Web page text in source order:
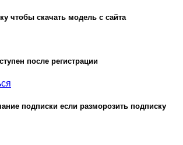
чтобы скачать модель с сайта
после регистрации
подписки если разморозить подписку